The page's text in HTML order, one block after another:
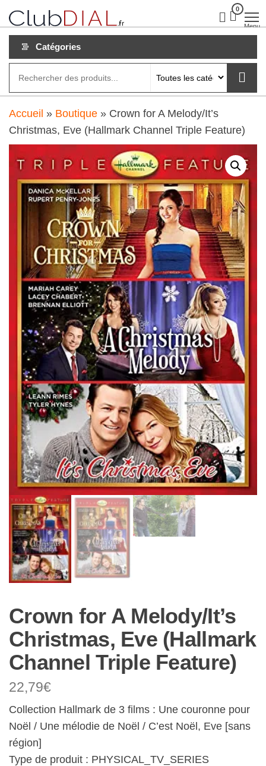
Aller
au
contenu
clubdial.fr
0
Menu
Catégories
Accueil » Boutique » Crown for A Melody/It’s
Christmas, Eve (Hallmark Channel Triple Feature)
Crown for A Melody/It’s
Christmas, Eve (Hallmark
Channel Triple Feature)
22,79€
Collection Hallmark de 3 films : Une couronne pour
Noël / Une mélodie de Noël / C’est Noël, Eve [sans
région]
Type de produit : PHYSICAL_TV_SERIES